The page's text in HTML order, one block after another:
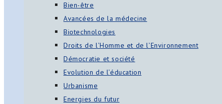
Bien-être
Avancées de la médecine
Biotechnologies
Droits de l’Homme et de l’Environnement
Démocratie et société
Evolution de l’éducation
Urbanisme
Energies du futur